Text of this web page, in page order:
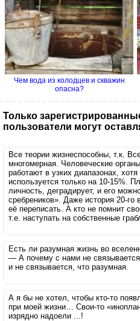
Чем вода из колодцев и скважин
опасна?
Только
пользователи могут
Все теории жизнеспособны, т.к.
многомерная. Человеческие
работают в узких диапазонах, хотя
используется только на 10-15%.
личность, деградирует, и его
сребреников». Даже история 20-
её переписать. А кто не помнит
т.е. наступать на собственные
Есть ли разумная жизнь во
— А почему с нами не
и не связывается, что разумная.
А я бы не хотел, чтобы кто-то
при моей жизни… Свои-то
изрядно надоели ...!